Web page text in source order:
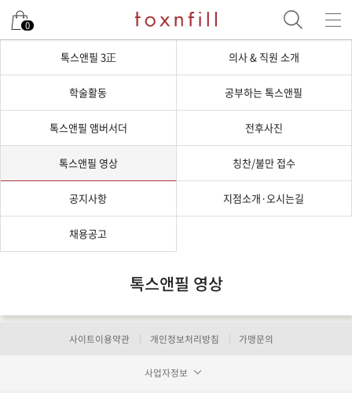
0
톡스앤필 3正 의사 & 직원 소개
학술활동 공부하는 톡스앤필
톡스앤필 앰버서더 전후사진
톡스앤필 영상 칭찬/불만 접수
공지사항 지점소개·오시는길
채용공고
톡스앤필 영상
사이트이용약관 개인정보처리방침 가맹문의
사업자정보